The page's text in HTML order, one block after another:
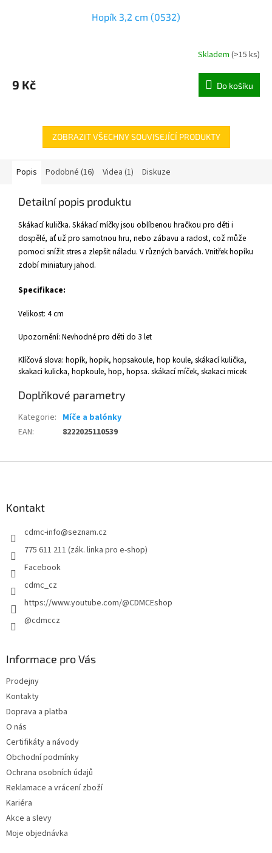
Hopík 3,2 cm (0532)
Skladem (>15 ks)
9 Kč Do košíku
ZOBRAZIT VŠECHNY SOUVISEJÍCÍ PRODUKTY
Popis Podobné (16) Videa (1) Diskuze
Detailní popis produktu
Skákací kulička. Skákací míčky jsou oblíbenou hračkou pro děti i
dospělé, ať už pro samotnou hru, nebo zábavu a radost, což může
pomoci snížit stres a zlepšit náladu. V různých barvách. Vnitřek hopíku
zdobí miniatury jahod.
Specifikace:
Velikost: 4 cm
Upozornění: Nevhodné pro děti do 3 let
Klíčová slova: hopík, hopik, hopsakoule, hop koule, skákací kulička,
skakaci kulicka, hopkoule, hop, hopsa. skákací míček, skakaci micek
Doplňkové parametry
Kategorie: Míče a balónky
EAN: 8222025110539
Kontakt
cdmc-info@seznam.cz
775 611 211 (zák. linka pro e-shop)
Facebook
cdmc_cz
https://www.youtube.com/@CDMCEshop
@cdmccz
Informace pro Vás
Prodejny
Kontakty
Doprava a platba
O nás
Certifikáty a návody
Obchodní podmínky
Ochrana osobních údajů
Reklamace a vrácení zboží
Kariéra
Akce a slevy
Moje objednávka